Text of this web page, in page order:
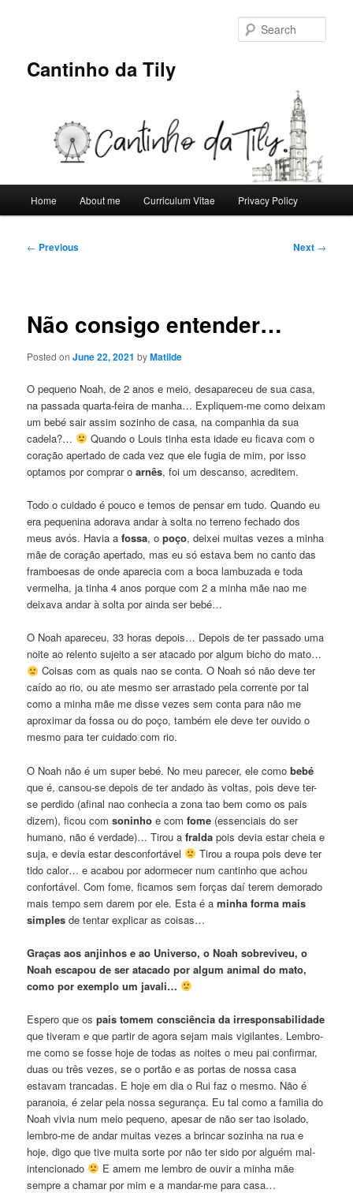
Cantinho da Tily
Home About me Curriculum Vitae Privacy Policy
Post
← Previous Next →
Não consigo entender…
Posted onJune 22, 2021 byMatilde
O pequeno Noah, de 2 anos e meio, desapareceu de sua casa,
na passada quarta-feira de manha… Expliquem-me como deixam
um bebé sair assim sozinho de casa, na companhia da sua
cadela?…
Quando o Louis tinha esta idade eu ficava com o
coração apertado de cada vez que ele fugia de mim, por isso
optamos por comprar oarnês, foi um descanso, acreditem.
Todo o cuidado é pouco e temos de pensar em tudo. Quando eu
era pequenina adorava andar à solta no terreno fechado dos
meus avós. Havia afossa, opoço, deixei muitas vezes a minha
mãe de coração apertado, mas eu só estava bem no canto das
framboesas de onde aparecia com a boca lambuzada e toda
vermelha, ja tinha 4 anos porque com 2 a minha mãe nao me
deixava andar à solta por ainda ser bebé…
O Noah apareceu, 33 horas depois… Depois de ter passado uma
noite ao relento sujeito a ser atacado por algum bicho do mato…
Coisas com as quais nao se conta. O Noah só não deve ter
caído ao rio, ou ate mesmo ser arrastado pela corrente por tal
como a minha mãe me disse vezes sem conta para não me
aproximar da fossa ou do poço, também ele deve ter ouvido o
mesmo para ter cuidado com rio.
O Noah não é um super bebé. No meu parecer, ele comobebé
que é, cansou-se depois de ter andado às voltas, pois deve ter-
se perdido (afinal nao conhecia a zona tao bem como os pais
dizem), ficou comsoninho e comfome (essenciais do ser
humano, não é verdade)… Tirou afralda pois devia estar cheia e
suja, e devia estar desconfortável
Tirou a roupa pois deve ter
tido calor… e acabou por adormecer num cantinho que achou
confortável. Com fome, ficamos sem forças daí terem demorado
mais tempo sem darem por ele. Esta é aminha forma mais
simples de tentar explicar as coisas…
Graças aos anjinhos e ao Universo, o Noah sobreviveu, o
Noah escapou de ser atacado por algum animal do mato,
como por exemplo um javali…
Espero que ospais tomem consciência da irresponsabilidade
que tiveram e que partir de agora sejam mais vigilantes. Lembro-
me como se fosse hoje de todas as noites o meu pai confirmar,
duas ou três vezes, se o portão e as portas de nossa casa
estavam trancadas. E hoje em dia o Rui faz o mesmo. Não é
paranoia, é zelar pela nossa segurança. Eu tal como a familia do
Noah vivia num meio pequeno, apesar de não ser tao isolado,
lembro-me de andar muitas vezes a brincar sozinha na rua e
hoje, digo que tive muita sorte por não ter sido por alguém mal-
intencionado
E amem me lembro de ouvir a minha mãe
sempre a chamar por mim e a mandar-me para casa…